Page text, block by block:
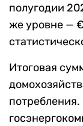
полугодии
же уровне —
Итоговая